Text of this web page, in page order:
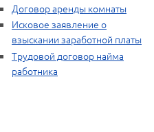
Договор аренды комнаты
Исковое заявление о
взыскании заработной платы
Трудовой договор найма
работника